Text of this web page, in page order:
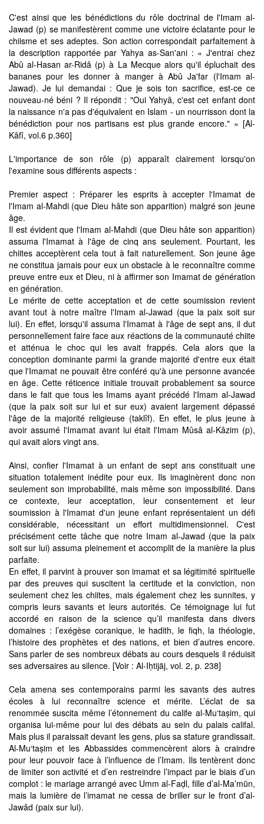
C'est ainsi que les bénédictions du rôle doctrinal de l'Imam al-
Jawad (p) se manifestèrent comme une victoire éclatante pour le
chiisme et ses adeptes. Son action correspondait parfaitement à
la description rapportée par Yahya as-San'ani : « J'entrai chez
Abû al-Hasan ar-Ridâ (p) à La Mecque alors qu'il épluchait des
bananes pour les donner à manger à Abû Ja'far (l'Imam al-
Jawad). Je lui demandai : Que je sois ton sacrifice, est-ce ce
nouveau-né béni ? Il répondit : "Oui Yahyâ, c'est cet enfant dont
la naissance n'a pas d'équivalent en Islam - un nourrisson dont la
bénédiction pour nos partisans est plus grande encore." » [Al-
Kâfî, vol.6 p.360]
L'importance de son rôle (p) apparaît clairement lorsqu'on
l'examine sous différents aspects :
Premier aspect : Préparer les esprits à accepter l'Imamat de
l'Imam al-Mahdi (que Dieu hâte son apparition) malgré son jeune
âge.
Il est évident que l'Imam al-Mahdi (que Dieu hâte son apparition)
assuma l'Imamat à l'âge de cinq ans seulement. Pourtant, les
chiites acceptèrent cela tout à fait naturellement. Son jeune âge
ne constitua jamais pour eux un obstacle à le reconnaître comme
preuve entre eux et Dieu, ni à affirmer son Imamat de génération
en génération.
Le mérite de cette acceptation et de cette soumission revient
avant tout à notre maître l'Imam al-Jawad (que la paix soit sur
lui). En effet, lorsqu'il assuma l'Imamat à l'âge de sept ans, il dut
personnellement faire face aux réactions de la communauté chiite
et atténua le choc qui les avait frappés. Cela alors que la
conception dominante parmi la grande majorité d'entre eux était
que l'Imamat ne pouvait être conféré qu'à une personne avancée
en âge. Cette réticence initiale trouvait probablement sa source
dans le fait que tous les Imams ayant précédé l'Imam al-Jawad
(que la paix soit sur lui et sur eux) avaient largement dépassé
l'âge de la majorité religieuse (taklîf). En effet, le plus jeune à
avoir assumé l'Imamat avant lui était l'Imam Mûsâ al-Kâzim (p),
qui avait alors vingt ans.
Ainsi, confier l'Imamat à un enfant de sept ans constituait une
situation totalement inédite pour eux. Ils imaginèrent donc non
seulement son improbabilité, mais même son impossibilité. Dans
ce contexte, leur acceptation, leur consentement et leur
soumission à l'Imamat d'un jeune enfant représentaient un défi
considérable, nécessitant un effort multidimensionnel. C'est
précisément cette tâche que notre Imam al-Jawad (que la paix
soit sur lui) assuma pleinement et accomplit de la manière la plus
parfaite.
En effet, il parvint à prouver son imamat et sa légitimité spirituelle
par des preuves qui suscitent la certitude et la conviction, non
seulement chez les chiites, mais également chez les sunnites, y
compris leurs savants et leurs autorités. Ce témoignage lui fut
accordé en raison de la science qu’il manifesta dans divers
domaines : l’exégèse coranique, le hadith, le fiqh, la théologie,
l’histoire des prophètes et des nations, et bien d’autres encore.
Sans parler de ses nombreux débats au cours desquels il réduisit
ses adversaires au silence. [Voir : Al-Iḥtijāj, vol. 2, p. 238]
Cela amena ses contemporains parmi les savants des autres
écoles à lui reconnaître science et mérite. L’éclat de sa
renommée suscita même l’étonnement du calife al-Mu‘taṣim, qui
organisa lui-même pour lui des débats au sein du palais califal.
Mais plus il paraissait devant les gens, plus sa stature grandissait.
Al-Mu‘taṣim et les Abbassides commencèrent alors à craindre
pour leur pouvoir face à l’influence de l’Imam. Ils tentèrent donc
de limiter son activité et d’en restreindre l’impact par le biais d’un
complot : le mariage arrangé avec Umm al-Faḍl, fille d’al-Ma’mūn,
mais la lumière de l’imamat ne cessa de briller sur le front d’al-
Jawâd (paix sur lui).